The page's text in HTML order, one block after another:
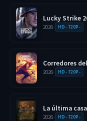
Lucky Strike
2026• HD - 720P -
Corredores
2026• HD - 720P -
La última
2026• HD - 720P -